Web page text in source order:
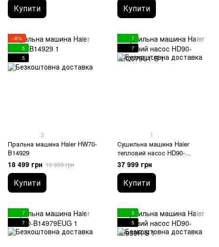
Купити Купити
−8%
5
5
3
Пральна машина Haier HW70-
B14929
18 499 грн 19 999 грн
Купити
7
7
1
Сушильна машина Haier
тепловий насос HD90-
A3Q979U1-S
37 999 грн
Купити
7
7
5
5